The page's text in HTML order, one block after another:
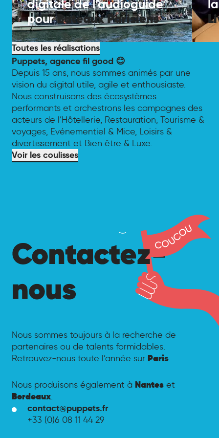
digitale de l’audioguide
pourBateauxParisiens
Toutes les réalisations
Puppets, agence fil good 😊
Depuis 15 ans, nous sommes animés par une
vision du digital utile, agile et enthousiaste.
Nous construisons des écosystèmes
performants et orchestrons les campagnes des
acteurs de l’Hôtellerie, Restauration, Tourisme &
voyages, Evénementiel & Mice, Loisirs &
divertissement et Bien être & Luxe.
Voir les coulisses
Nous sommes toujours à la recherche de
partenaires ou de talents formidables.
Retrouvez-nous toute l’année sur Paris.
Nous produisons également à Nanteset
Bordeaux.
contact@puppets.fr
+33 (0)6 08 11 44 29